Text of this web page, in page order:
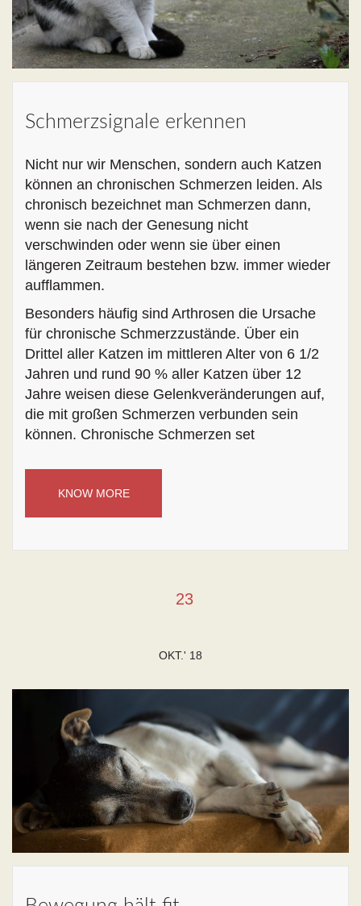
Schmerzsignale erkennen
Nicht nur wir Menschen, sondern auch Katzen
können an chronischen Schmerzen leiden. Als
chronisch bezeichnet man Schmerzen dann,
wenn sie nach der Genesung nicht
verschwinden oder wenn sie über einen
längeren Zeitraum bestehen bzw. immer wieder
aufflammen.
Besonders häufig sind Arthrosen die Ursache
für chronische Schmerzzustände. Über ein
Drittel aller Katzen im mittleren Alter von 6 1/2
Jahren und rund 90 % aller Katzen über 12
Jahre weisen diese Gelenkveränderungen auf,
die mit großen Schmerzen verbunden sein
können. Chronische Schmerzen set
KNOW MORE
23
OKT.' 18